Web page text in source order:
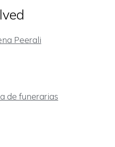
Peerali
de funerarias